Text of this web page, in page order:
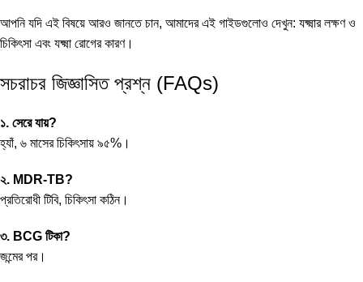
আপনি যদি এই বিষয়ে আরও জানতে চান, আমাদের এই গাইডগুলোও দেখুন: যক্ষ্মার লক্ষণ ও
চিকিৎসা এবং যক্ষ্মা রোগের কারণ।
সচরাচর জিজ্ঞাসিত প্রশ্ন (FAQs)
১. সেরে যায়?
হ্যাঁ, ৬ মাসের চিকিৎসায় ৯৫%।
২. MDR-TB?
প্রতিরোধী টিবি, চিকিৎসা কঠিন।
৩. BCG টিকা?
জন্মের পর।